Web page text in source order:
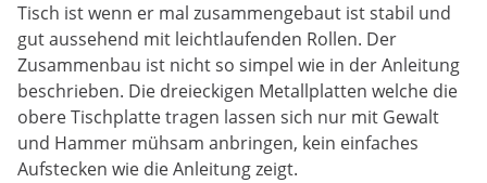
Tisch ist wenn er mal zusammengebaut ist stabil und
gut aussehend mit leichtlaufenden Rollen. Der
Zusammenbau ist nicht so simpel wie in der Anleitung
beschrieben. Die dreieckigen Metallplatten welche die
obere Tischplatte tragen lassen sich nur mit Gewalt
und Hammer mühsam anbringen, kein einfaches
Aufstecken wie die Anleitung zeigt.